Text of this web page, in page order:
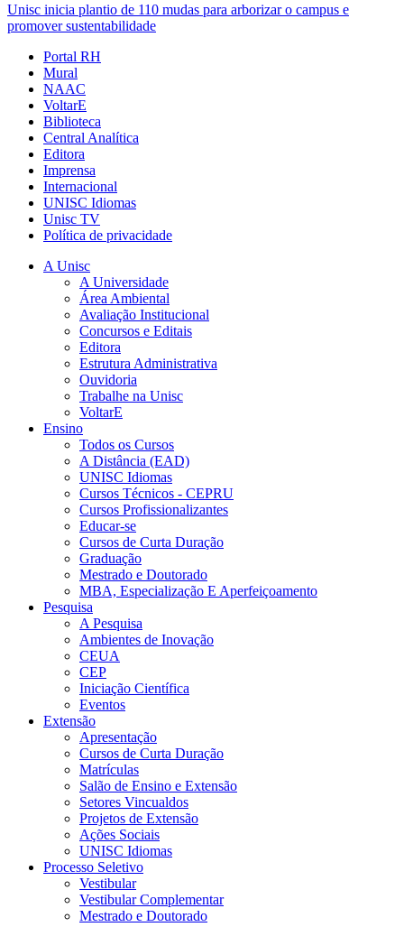
Unisc inicia plantio de 110 mudas para arborizar o campus e
promover sustentabilidade
Portal RH
Mural
NAAC
VoltarE
Biblioteca
Central Analítica
Editora
Imprensa
Internacional
UNISC Idiomas
Unisc TV
Política de privacidade
A Unisc
A Universidade
Área Ambiental
Avaliação Institucional
Concursos e Editais
Editora
Estrutura Administrativa
Ouvidoria
Trabalhe na Unisc
VoltarE
Ensino
Todos os Cursos
A Distância (EAD)
UNISC Idiomas
Cursos Técnicos - CEPRU
Cursos Profissionalizantes
Educar-se
Cursos de Curta Duração
Graduação
Mestrado e Doutorado
MBA, Especialização E Aperfeiçoamento
Pesquisa
A Pesquisa
Ambientes de Inovação
CEUA
CEP
Iniciação Científica
Eventos
Extensão
Apresentação
Cursos de Curta Duração
Matrículas
Salão de Ensino e Extensão
Setores Vincualdos
Projetos de Extensão
Ações Sociais
UNISC Idiomas
Processo Seletivo
Vestibular
Vestibular Complementar
Mestrado e Doutorado